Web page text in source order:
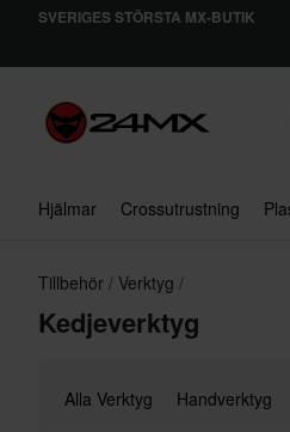
SVERIGES STÖRSTA MX-BUTIK
Hjälmar Crossutrustning
Tillbehör Verktyg
Kedjeverktyg
Alla Verktyg Handverktyg